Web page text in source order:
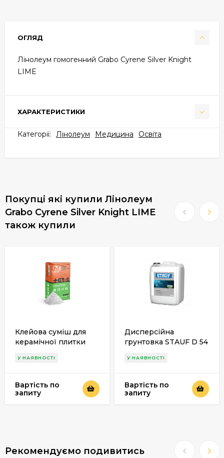
ОГЛЯД
Лінолеум гомогенний Grabo Cyrene Silver Knight
LIME
ХАРАКТЕРИСТИКИ
Категорії: Лінолеум Медицина Освіта
Покупці які купили Лінолеум
Grabo Cyrene Silver Knight LIME
також купили
Клейова суміш для
керамічної плитки
У НАЯВНОСТІ
Вартість по
запиту
Дисперсійна
грунтовка STAUF D 54
У НАЯВНОСТІ
Вартість по
запиту
Рекомендуємо подивитись